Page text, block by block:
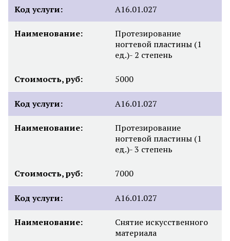
Код услуги: А16.01.027
Наименование:
Протезирование
ногтевой пластины (1
ед.)- 2 степень
Стоимость, руб: 5000
Код услуги: А16.01.027
Наименование:
Протезирование
ногтевой пластины (1
ед.)- 3 степень
Стоимость, руб: 7000
Код услуги: А16.01.027
Наименование:
Снятие искусственного
материала